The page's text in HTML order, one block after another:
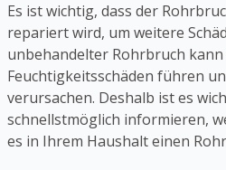
Es ist wichtig, dass der
repariert wird, um weitere
unbehandelter Rohrbruch
Feuchtigkeitsschäden führen
verursachen. Deshalb ist es
schnellstmöglich informieren,
es in Ihrem Haushalt einen